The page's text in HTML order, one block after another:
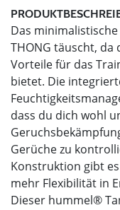
Das minimalistische
THONG täuscht,
Vorteile für das
bietet. Die
dass du dich wohl
Gerüche zu
Konstruktion gibt
mehr Flexibilität in
Dieser hummel®